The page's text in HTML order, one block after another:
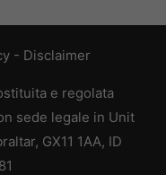
- Disclaimer
e regolata
sede legale in Unit
GX11 1AA, ID